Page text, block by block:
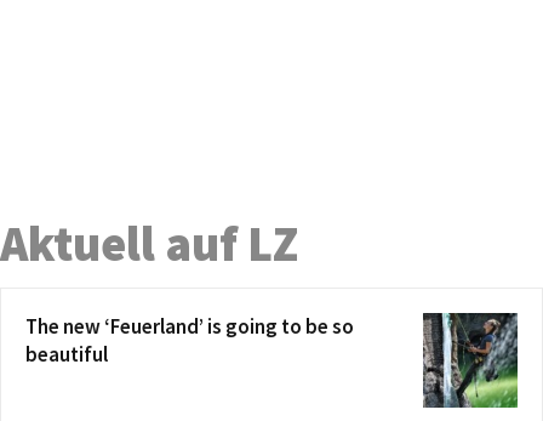
Aktuell auf LZ
The new ‘Feuerland’ is going to be so
beautiful